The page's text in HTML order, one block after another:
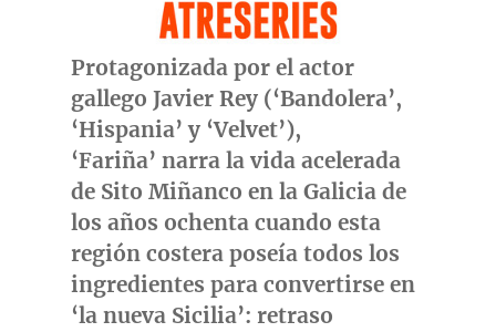
Protagonizada por el actor
gallego Javier Rey (‘Bandolera’,
‘Hispania’ y ‘Velvet’),
‘Fariña’ narra la vida acelerada
de Sito Miñanco en la Galicia de
los años ochenta cuando esta
región costera poseía todos los
ingredientes para convertirse en
‘la nueva Sicilia’: retraso